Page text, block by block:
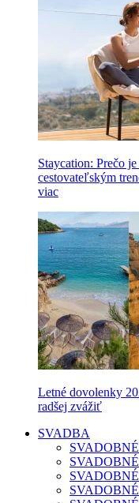
Staycation: Prečo
cestovateľským
viac
Letné dovolenky
radšej zvážiť
SVADBA